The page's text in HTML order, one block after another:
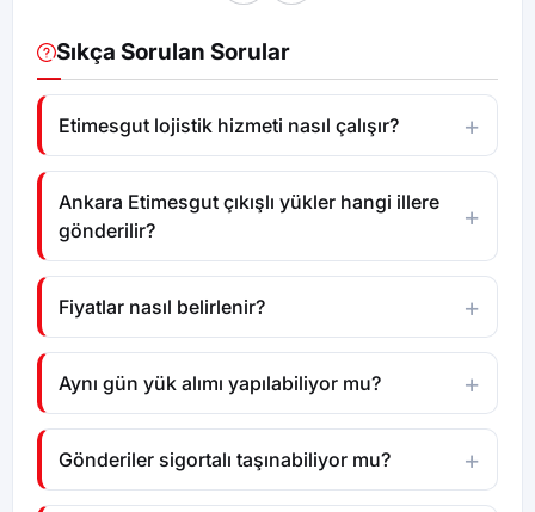
Sıkça Sorulan Sorular
Etimesgut lojistik hizmeti nasıl çalışır?
Ankara Etimesgut çıkışlı yükler hangi illere
gönderilir?
Fiyatlar nasıl belirlenir?
Aynı gün yük alımı yapılabiliyor mu?
Gönderiler sigortalı taşınabiliyor mu?